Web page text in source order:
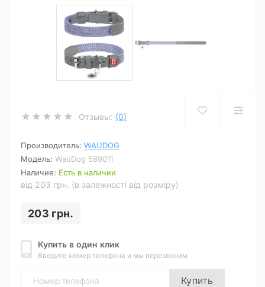
Отзывы: (0)
Производитель: WAUDOG
Модель: WauDog 589011
Наличие: Есть в наличии
від 203 грн. (в залежності від розміру)
203 грн.
Купить в один клик
Введите номер телефона и мы перезвоним
Купить